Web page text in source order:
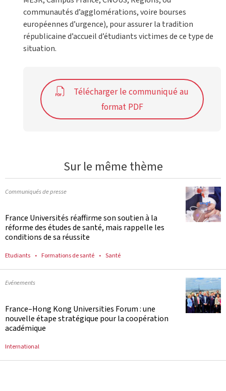
communautés d’agglomérations, voire bourses
européennes d’urgence), pour assurer la tradition
républicaine d’accueil d’étudiants victimes de ce type de
situation.
Télécharger le communiqué au
format PDF
Sur le même thème
Communiqués de presse
France Universités réaffirme son soutien à la
réforme des études de santé, mais rappelle les
conditions de sa réussite
Etudiants Formations de santé Santé
Evénements
France–Hong Kong Universities Forum : une
nouvelle étape stratégique pour la coopération
académique
International